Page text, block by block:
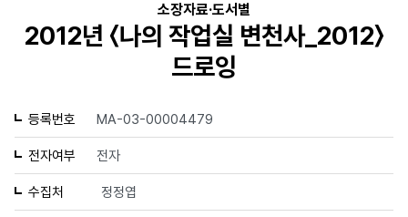
소장자료·도서별
2012년 〈나의 작업실 변천사_2012〉
드로잉
등록번호 MA-03-00004479
전자여부 전자
수집처 정정엽